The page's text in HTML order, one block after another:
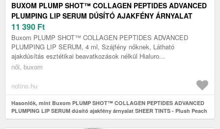
BUXOM PLUMP SHOT™ COLLAGEN PEPTIDES ADVANCED
PLUMPING LIP SERUM DÚSÍTÓ AJAKFÉNY ÁRNYALAT
SHEER TINTS - PLUSH PEACH 4 ML
11 390 Ft
Buxom PLUMP SHOT™ COLLAGEN PEPTIDES ADVANCED
PLUMPING LIP SERUM, 4 ml, Szájfény nőknek, Látható
ajakdúsítás esztétikai beavatkozások nélkül Hialuro...
női, buxom
notino.hu
Hasonlók, mint Buxom PLUMP SHOT™ COLLAGEN PEPTIDES ADVANCED
PLUMPING LIP SERUM dúsító ajakfény árnyalat SHEER TINTS - Plush Peach
4 ml